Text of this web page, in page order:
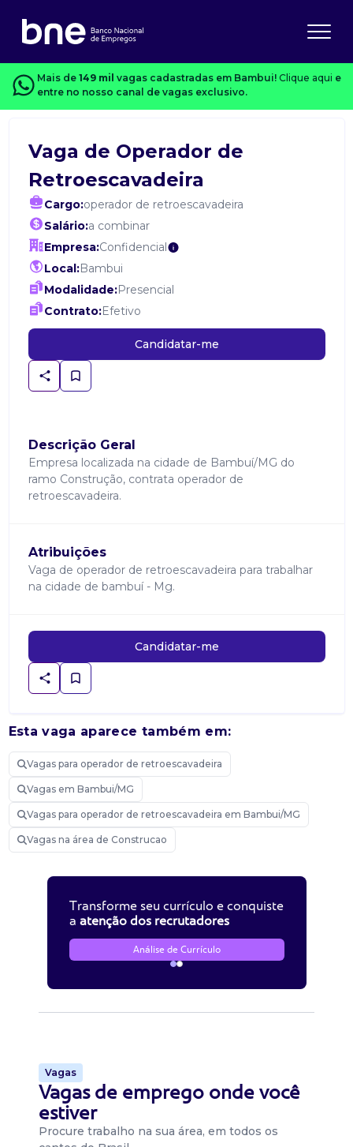
Mais de 149 mil vagas cadastradas em Bambui! Clique aqui e
entre no nosso canal de vagas exclusivo.
Vaga de Operador de
Retroescavadeira
Cargo:operador de retroescavadeira
Salário:a combinar
Empresa:Confidencial
Local:Bambui
Modalidade:Presencial
Contrato:Efetivo
Candidatar-me
Descrição Geral
Empresa localizada na cidade de Bambuí/MG do
ramo Construção, contrata operador de
retroescavadeira.
Atribuições
Vaga de operador de retroescavadeira para trabalhar
na cidade de bambuí - Mg.
Candidatar-me
Esta vaga aparece também em:
Vagas para operador de retroescavadeira
Vagas em Bambui/MG
Vagas para operador de retroescavadeira em Bambui/MG
Vagas na área de Construcao
Transforme seu currículo e conquiste
a atenção dos recrutadores
Análise de Currículo
Vagas
Vagas de emprego onde você
estiver
Procure trabalho na sua área, em todos os